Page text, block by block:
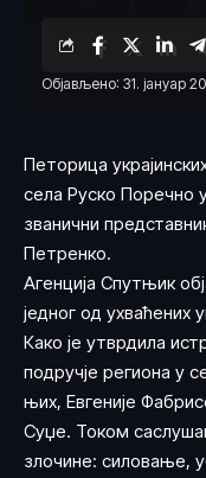
Објављено: 31. јануар
Петорица
села Руско Поречно
званични
Петренко.
Агенција Спутњик
једног од ухваћених
Како је утврдила
подручје региона у
њих, Евгеније
Суџе. Током
злочине: силовање,